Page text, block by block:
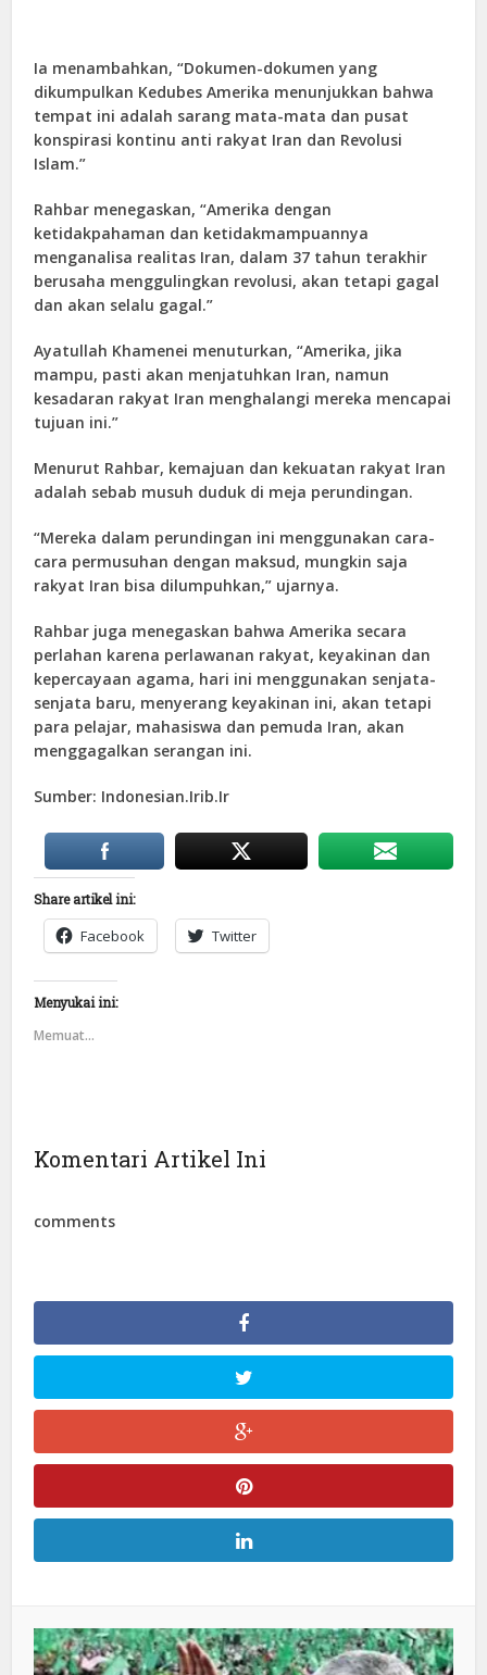
Ia menambahkan, “Dokumen-dokumen yang
dikumpulkan Kedubes Amerika menunjukkan bahwa
tempat ini adalah sarang mata-mata dan pusat
konspirasi kontinu anti rakyat Iran dan Revolusi
Islam.”
Rahbar menegaskan, “Amerika dengan
ketidakpahaman dan ketidakmampuannya
menganalisa realitas Iran, dalam 37 tahun terakhir
berusaha menggulingkan revolusi, akan tetapi gagal
dan akan selalu gagal.”
Ayatullah Khamenei menuturkan, “Amerika, jika
mampu, pasti akan menjatuhkan Iran, namun
kesadaran rakyat Iran menghalangi mereka mencapai
tujuan ini.”
Menurut Rahbar, kemajuan dan kekuatan rakyat Iran
adalah sebab musuh duduk di meja perundingan.
“Mereka dalam perundingan ini menggunakan cara-
cara permusuhan dengan maksud, mungkin saja
rakyat Iran bisa dilumpuhkan,” ujarnya.
Rahbar juga menegaskan bahwa Amerika secara
perlahan karena perlawanan rakyat, keyakinan dan
kepercayaan agama, hari ini menggunakan senjata-
senjata baru, menyerang keyakinan ini, akan tetapi
para pelajar, mahasiswa dan pemuda Iran, akan
menggagalkan serangan ini.
Sumber: Indonesian.Irib.Ir
Share artikel ini:
Facebook Twitter
Menyukai ini:
Memuat...
Komentari Artikel Ini
comments